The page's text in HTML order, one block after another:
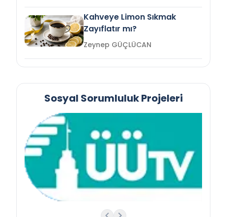
Kahveye Limon Sıkmak
Zayıflatır mı?
Zeynep GÜÇLÜCAN
Sosyal Sorumluluk Projeleri